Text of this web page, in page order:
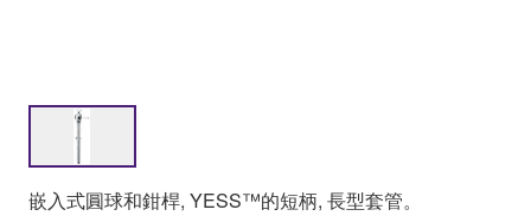
嵌入式圓球和鉗桿, YESS™的短柄, 長型套管。